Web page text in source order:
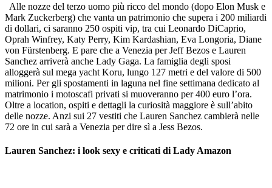
Alle nozze del terzo uomo più ricco del mondo (dopo Elon Musk e
Mark Zuckerberg) che vanta un patrimonio che supera i 200 miliardi
di dollari, ci saranno 250 ospiti vip, tra cui Leonardo DiCaprio,
Oprah Winfrey, Katy Perry, Kim Kardashian, Eva Longoria, Diane
von Fürstenberg. E pare che a Venezia per Jeff Bezos e Lauren
Sanchez arriverà anche Lady Gaga. La famiglia degli sposi
alloggerà sul mega yacht Koru, lungo 127 metri e del valore di 500
milioni. Per gli spostamenti in laguna nel fine settimana dedicato al
matrimonio i motoscafi privati si muoveranno per 400 euro l’ora.
Oltre a location, ospiti e dettagli la curiosità maggiore è sull’abito
delle nozze. Anzi sui 27 vestiti che Lauren Sanchez cambierà nelle
72 ore in cui sarà a Venezia per dire sì a Jess Bezos.
Lauren Sanchez: i look sexy e criticati di Lady Amazon